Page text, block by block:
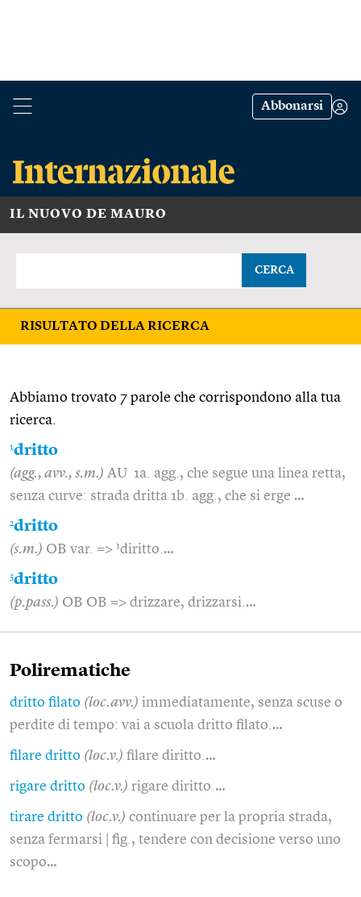
Abbonarsi
IL NUOVO DE MAURO
CERCA
RISULTATO DELLA RICERCA
Abbiamo trovato 7 parole che corrispondono alla tua
ricerca.
1dritto
(agg., avv., s.m.) AU 1a. agg., che segue una linea retta,
senza curve: strada dritta 1b. agg., che si erge …
2dritto
(s.m.) OB var. => 1diritto.…
3dritto
(p.pass.) OB OB => drizzare, drizzarsi.…
Polirematiche
dritto filato (loc.avv.) immediatamente, senza scuse o
perdite di tempo: vai a scuola dritto filato.…
filare dritto (loc.v.) filare diritto.…
rigare dritto (loc.v.) rigare diritto.…
tirare dritto (loc.v.) continuare per la propria strada,
senza fermarsi | fig., tendere con decisione verso uno
scopo…